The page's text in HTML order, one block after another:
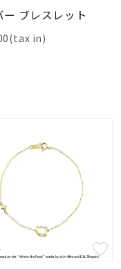
ー ブレスレット
in)